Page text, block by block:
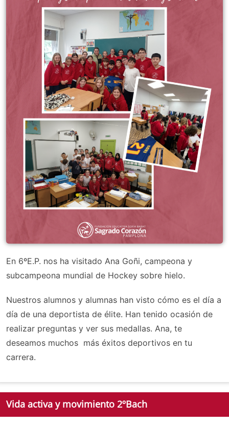
En 6ºE.P. nos ha visitado Ana Goñi, campeona y
subcampeona mundial de Hockey sobre hielo.
Nuestros alumnos y alumnas han visto cómo es el día a
día de una deportista de élite. Han tenido ocasión de
realizar preguntas y ver sus medallas. Ana, te
deseamos muchos más éxitos deportivos en tu
carrera.
Vida activa y movimiento 2ºBach